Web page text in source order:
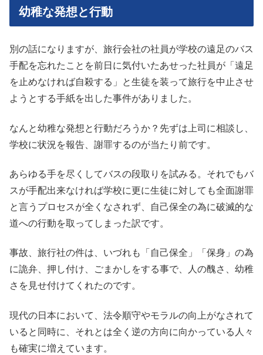
幼稚な発想と行動
別の話になりますが、旅行会社の社員が学校の遠足のバス
手配を忘れたことを前日に気付いたあせった社員が「遠足
を止めなければ自殺する」と生徒を装って旅行を中止させ
ようとする手紙を出した事件がありました。
なんと幼稚な発想と行動だろうか？先ずは上司に相談し、
学校に状況を報告、謝罪するのが当たり前です。
あらゆる手を尽くしてバスの段取りを試みる。それでもバ
スが手配出来なければ学校に更に生徒に対しても全面謝罪
と言うプロセスが全くなされず、自己保全の為に破滅的な
道への行動を取ってしまった訳です。
事故、旅行社の件は、いづれも「自己保全」「保身」の為
に詭弁、押し付け、ごまかしをする事で、人の醜さ、幼稚
さを見せ付けてくれたのです。
現代の日本において、法令順守やモラルの向上がなされて
いると同時に、それとは全く逆の方向に向かっている人々
も確実に増えています。